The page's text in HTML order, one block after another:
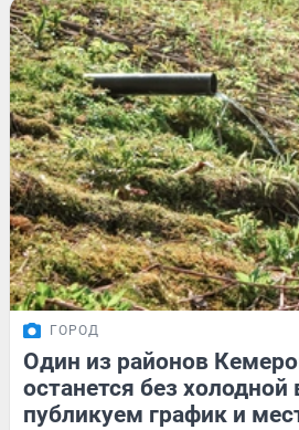
ГОРОД
Один из районов
останется без холодной
публикуем график и